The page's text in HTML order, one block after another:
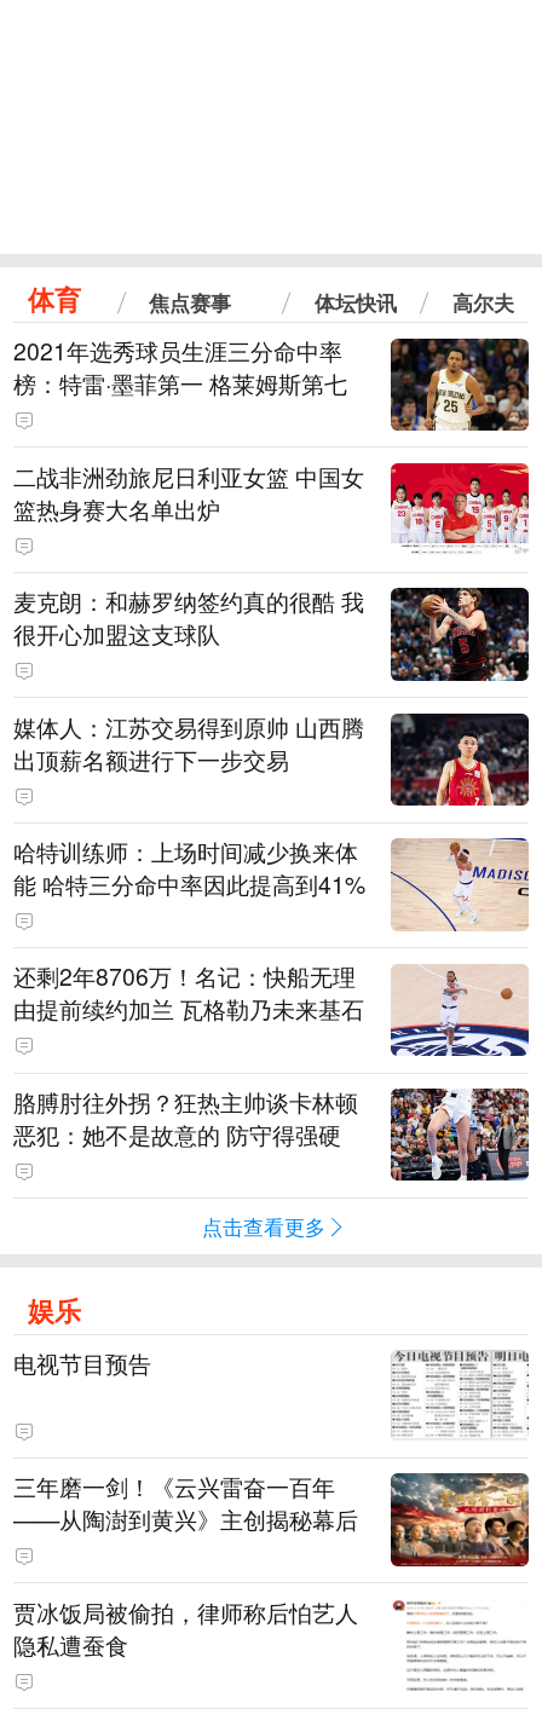
体育 焦点赛事 体坛快讯 高尔夫
2021年选秀球员生涯三分命中率
榜：特雷·墨菲第一 格莱姆斯第七
二战非洲劲旅尼日利亚女篮 中国女
篮热身赛大名单出炉
麦克朗：和赫罗纳签约真的很酷 我
很开心加盟这支球队
媒体人：江苏交易得到原帅 山西腾
出顶薪名额进行下一步交易
哈特训练师：上场时间减少换来体
能 哈特三分命中率因此提高到41%
还剩2年8706万！名记：快船无理
由提前续约加兰 瓦格勒乃未来基石
胳膊肘往外拐？狂热主帅谈卡林顿
恶犯：她不是故意的 防守得强硬
点击查看更多
娱乐
电视节目预告
三年磨一剑！《云兴雷奋一百年
——从陶澍到黄兴》主创揭秘幕后
贾冰饭局被偷拍，律师称后怕艺人
隐私遭蚕食